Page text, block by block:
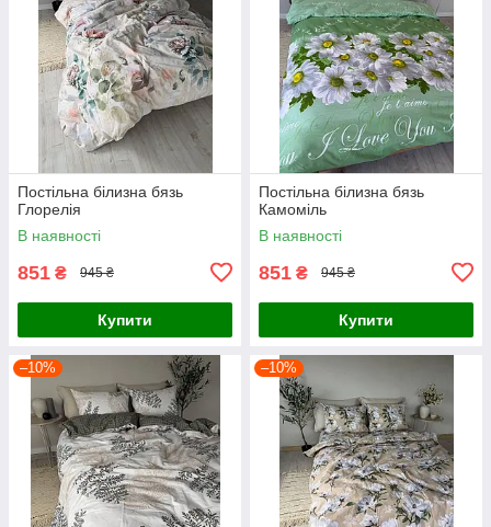
Постільна білизна бязь
Глорелія
В наявності
851 ₴ 945 ₴
Купити
Постільна білизна бязь
Камоміль
В наявності
851 ₴ 945 ₴
Купити
–10% –10%